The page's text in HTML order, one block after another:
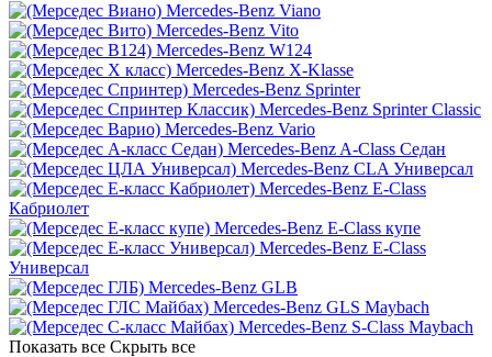
Mercedes-Benz Viano
Mercedes-Benz Vito
Mercedes-Benz W124
Mercedes-Benz X-Klasse
Mercedes-Benz Sprinter
Mercedes-Benz Sprinter Classic
Mercedes-Benz Vario
Mercedes-Benz A-Class Седан
Mercedes-Benz CLA Универсал
Mercedes-Benz E-Class
Кабриолет
Mercedes-Benz E-Class купе
Mercedes-Benz E-Class
Универсал
Mercedes-Benz GLB
Mercedes-Benz GLS Maybach
Mercedes-Benz S-Class Maybach
Показать все Скрыть все